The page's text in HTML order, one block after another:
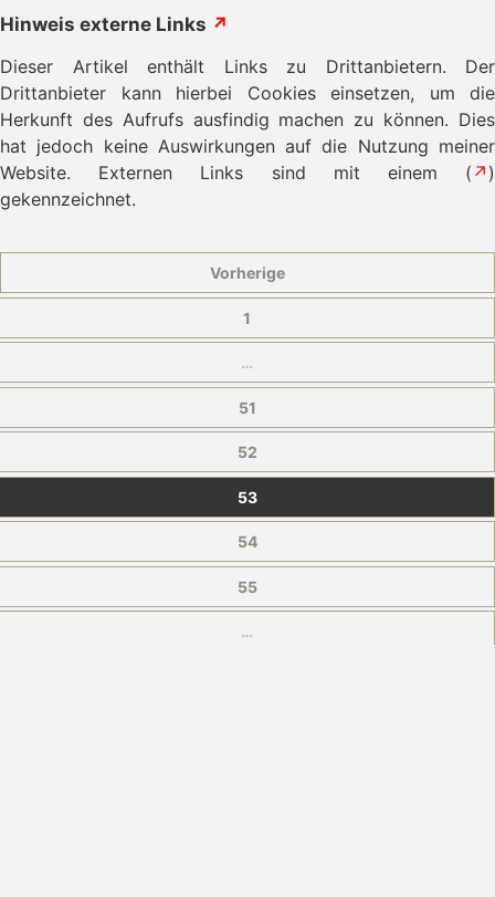
Hinweis externe Links ↗
Dieser Artikel enthält Links zu Drittanbietern. Der
Drittanbieter kann hierbei Cookies einsetzen, um die
Herkunft des Aufrufs ausfindig machen zu können. Dies
hat jedoch keine Auswirkungen auf die Nutzung meiner
Website. Externen Links sind mit einem ( ↗ )
gekennzeichnet.
Vorherige
1
…
51
52
53
54
55
…